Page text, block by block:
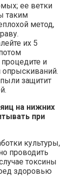
ее ветки
таким
метод,
их 5
процедите и
опрыскиваний.
защитит
на нижних
при
культуры,
проводить
токсины
здоровью